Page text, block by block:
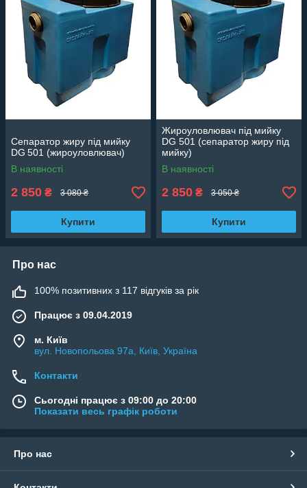
Сепаратор жиру під мийку
DG 501 (жироуловлювач)
В наявності
2 850 ₴ 3 080 ₴
Купити
Жироуловлювач під мийку
DG 501 (сепаратор жиру під
мийку)
В наявності
2 850 ₴ 3 050 ₴
Купити
Про нас
100% позитивних з 117 відгуків за рік
Працює з 09.04.2019
м. Київ
вул. Новопольова 97а, Київ, Україна
Контакти
Сьогодні працює з 09:00 до 20:00
Показати весь графік роботи
Про нас